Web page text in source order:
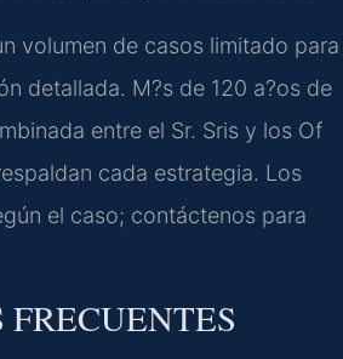
volumen de casos limitado para
detallada. M?s de 120 a?os de
entre el Sr. Sris y los Of
cada estrategia. Los
el caso; contáctenos para